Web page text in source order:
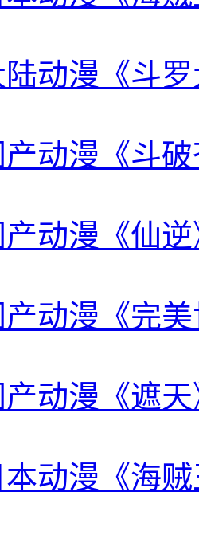
陆动漫《斗
产动漫《斗
产动漫《仙
产动漫《完
产动漫《遮
动漫《海